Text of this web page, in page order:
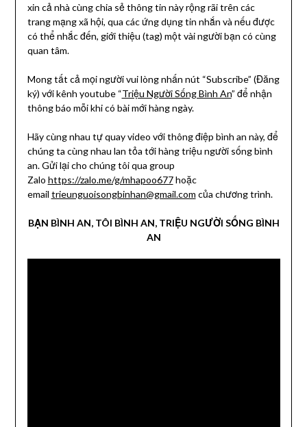
xin cả nhà cùng chia sẻ thông tin này rộng rãi trên các
trang mạng xã hội, qua các ứng dụng tin nhắn và nếu được
có thể nhắc đến, giới thiệu (tag) một vài người bạn có cùng
quan tâm.
Mong tất cả mọi người vui lòng nhấn nút “Subscribe” (Đăng
ký) với kênh youtube “Triệu Người Sống Bình An” để nhận
thông báo mỗi khi có bài mới hàng ngày.
Hãy cùng nhau tự quay video với thông điệp bình an này, để
chúng ta cùng nhau lan tỏa tới hàng triệu người sống bình
an. Gửi lại cho chúng tôi qua group
Zalo https://zalo.me/g/mhapoo677hoặc
email trieunguoisongbinhan@gmail.com của chương trình.
BẠN BÌNH AN, TÔI BÌNH AN, TRIỆU NGƯỜI SỐNG BÌNH
AN